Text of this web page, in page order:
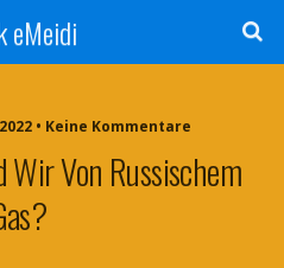
eMeidi
• Keine Kommentare
Von Russischem